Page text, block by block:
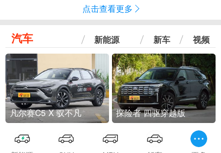
点击查看更多
汽车 新能源 新车 视频
凡尔赛C5 X 驭不凡 探险者 四驱穿越版